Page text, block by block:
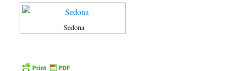
Sedona